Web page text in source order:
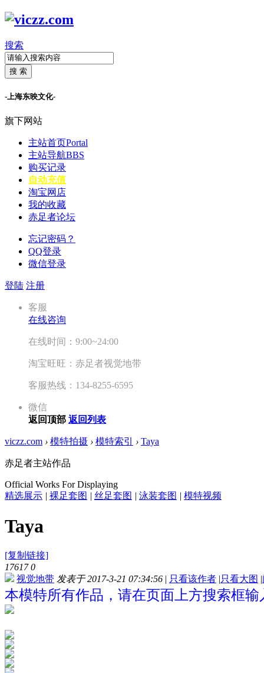
搜索
搜 索
-上海东映文化-
旗下网站
主站首页Portal
主站导航BBS
购买记录
自动充值
淘宝网店
我的收藏
赤足者论坛
忘记密码？
QQ登录
微信登录
登陆 注册
客服
在线咨询
在线时间：9:00~24:00
淘宝旺旺：赤足者视觉地带
客服热线：134-8255-6595
微信
返回顶部 返回列表
viczz.com › 模特拍摄 › 模特索引 › Taya
赤足者主站作品
Official Works For Displaying
精选展示 | 裸足套图 | 丝足套图 | 泳装套图 | 模特视频
Taya
[复制链接]
17617 0
视觉地带 发表于 2017-3-21 07:34:56 | 只看该作者 |只看大图 |
本模特所有作品，请在页面上方搜索框输